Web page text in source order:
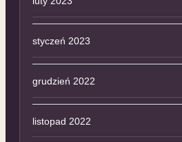
styczeń 2023
grudzień 2022
listopad 2022